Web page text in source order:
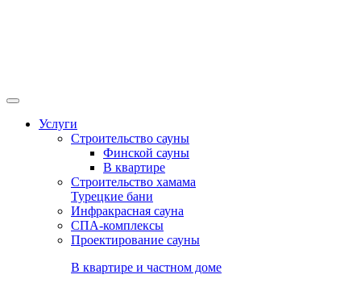
Услуги
Строительство сауны
Финской сауны
В квартире
Строительство хамама
Турецкие бани
Инфракрасная сауна
СПА-комплексы
Проектирование сауны
В квартире и частном доме